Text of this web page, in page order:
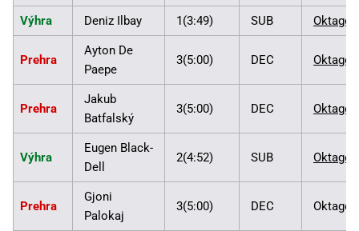
Výhra Deniz Ilbay 1(3:49) SUB
Prehra
Ayton De
Paepe
3(5:00) DEC
Prehra
Jakub
Batfalský
3(5:00) DEC
Výhra
Eugen Black-
Dell
2(4:52) SUB
Prehra
Gjoni
Palokaj
3(5:00) DEC